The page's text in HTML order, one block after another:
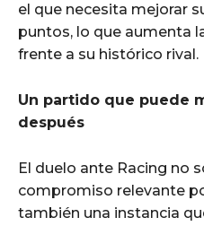
el que necesita mejorar
puntos, lo que aumenta
frente a su histórico rival.
Un partido que puede
después
El duelo ante Racing no
compromiso relevante
también una instancia